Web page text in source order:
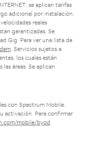
se aplican tarifas
adicional por instalación.
reales
garantizadas. Se
Gig. Para ver una lista de
. Servicios sujetos a
los cuales están
áreas. Se aplican
con Spectrum Mobile.
activación. Para confirmar
mobile/byod